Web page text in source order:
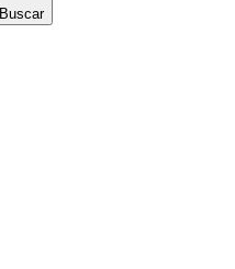
Buscar